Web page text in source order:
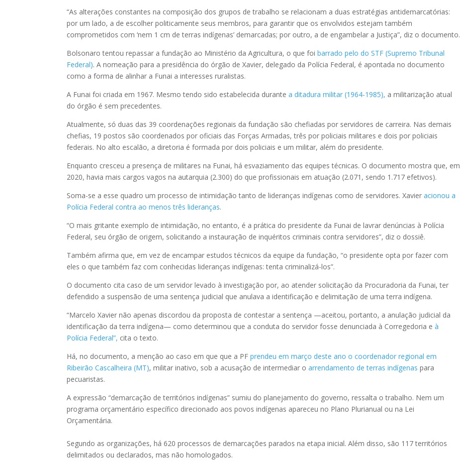
“As alterações constantes na composição dos grupos de trabalho se relacionam a duas estratégias antidemarcatórias:
por um lado, a de escolher politicamente seus membros, para garantir que os envolvidos estejam também
comprometidos com ‘nem 1 cm de terras indígenas’ demarcadas; por outro, a de engambelar a Justiça”, diz o documento.
Bolsonaro tentou repassar a fundação ao Ministério da Agricultura, o que foibarrado pelo do STF (Supremo Tribunal
Federal). A nomeação para a presidência do órgão de Xavier, delegado da Polícia Federal, é apontada no documento
como a forma de alinhar a Funai a interesses ruralistas.
A Funai foi criada em 1967. Mesmo tendo sido estabelecida durantea ditadura militar (1964-1985), a militarização atual
do órgão é sem precedentes.
Atualmente, só duas das 39 coordenações regionais da fundação são chefiadas por servidores de carreira. Nas demais
chefias, 19 postos são coordenados por oficiais das Forças Armadas, três por policiais militares e dois por policiais
federais. No alto escalão, a diretoria é formada por dois policiais e um militar, além do presidente.
Enquanto cresceu a presença de militares na Funai, há esvaziamento das equipes técnicas. O documento mostra que, em
2020, havia mais cargos vagos na autarquia (2.300) do que profissionais em atuação (2.071, sendo 1.717 efetivos).
Soma-se a esse quadro um processo de intimidação tanto de lideranças indígenas como de servidores. Xavieracionou a
Polícia Federal contra ao menos três lideranças.
“O mais gritante exemplo de intimidação, no entanto, é a prática do presidente da Funai de lavrar denúncias à Polícia
Federal, seu órgão de origem, solicitando a instauração de inquéritos criminais contra servidores”, diz o dossiê.
Também afirma que, em vez de encampar estudos técnicos da equipe da fundação, “o presidente opta por fazer com
eles o que também faz com conhecidas lideranças indígenas: tenta criminalizá-los”.
O documento cita caso de um servidor levado à investigação por, ao atender solicitação da Procuradoria da Funai, ter
defendido a suspensão de uma sentença judicial que anulava a identificação e delimitação de uma terra indígena.
“Marcelo Xavier não apenas discordou da proposta de contestar a sentença —aceitou, portanto, a anulação judicial da
identificação da terra indígena— como determinou que a conduta do servidor fosse denunciada à Corregedoria eà
Polícia Federal”, cita o texto.
Há, no documento, a menção ao caso em que que a PFprendeu em março deste ano o coordenador regional em
Ribeirão Cascalheira (MT), militar inativo, sob a acusação de intermediar oarrendamento de terras indígenas para
pecuaristas.
A expressão “demarcação de territórios indígenas” sumiu do planejamento do governo, ressalta o trabalho. Nem um
programa orçamentário específico direcionado aos povos indígenas apareceu no Plano Plurianual ou na Lei
Orçamentária.
Segundo as organizações, há 620 processos de demarcações parados na etapa inicial. Além disso, são 117 territórios
delimitados ou declarados, mas não homologados.